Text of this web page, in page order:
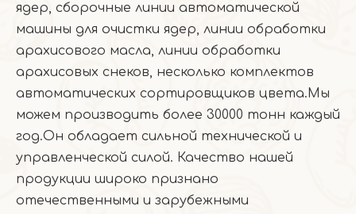
ядер, сборочные линии автоматической
машины для очистки ядер, линии обработки
арахисового масла, линии обработки
арахисовых снеков, несколько комплектов
автоматических сортировщиков цвета.Мы
можем производить более 30000 тонн каждый
год.Он обладает сильной технической и
управленческой силой. Качество нашей
продукции широко признано
отечественными и зарубежными